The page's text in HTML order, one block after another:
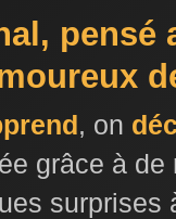
pensé
, on
grâce à
surprises